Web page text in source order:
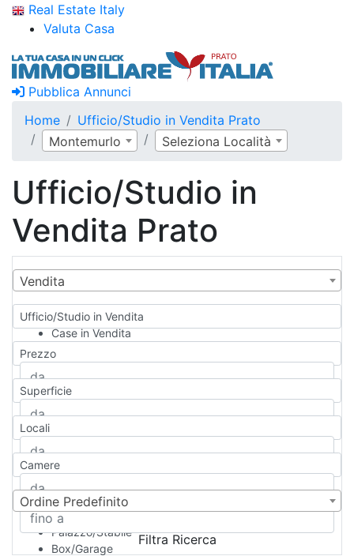
Real Estate Italy
Valuta Casa
Pubblica Annunci
Home
Ufficio/Studio in Vendita Prato
Montemurlo
Seleziona Località
Ufficio/Studio in
Vendita Prato
Vendita
Ufficio/Studio in Vendita
Case in Vendita
Qualsiasi
Appartamento
Casa indipendente
Casa Semi-indipendente
Attico/Mansarda
Rustico/Casale
Camera d'Albergo
Multiproprietà
Palazzo/Stabile
Box/Garage
Prezzo
Superficie
Locali
Camere
Ordine Predefinito
Filtra Ricerca